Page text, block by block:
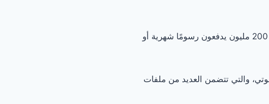
كذلك يضم التطبيق أكثر من 500 مليون مستخدم نشط شهريًا، منهم أكثر من 200 مليون يدفعون رسومًا شهرية أو
والتي تتضمن العديد من ملفات